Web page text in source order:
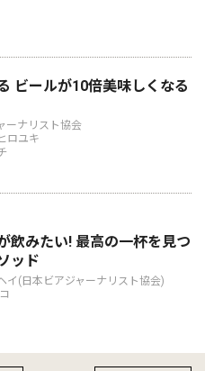
ビールが10倍美味しくなる
ーナリスト協会
ロユキ
飲みたい! 最高の一杯を見つ
ッド
イ(日本ビアジャーナリスト協会)